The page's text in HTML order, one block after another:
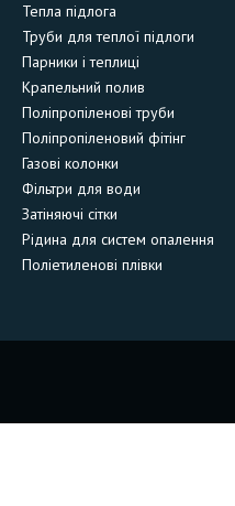
Тепла підлога
Труби для теплої підлоги
Парники і теплиці
Крапельний полив
Поліпропіленові труби
Поліпропіленовий фітінг
Газові колонки
Фільтри для води
Затіняючі сітки
Рідина для систем опалення
Поліетиленові плівки